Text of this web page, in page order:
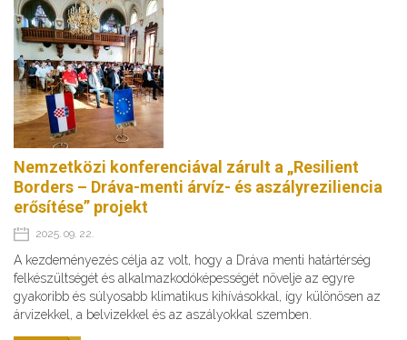
Nemzetközi konferenciával zárult a „Resilient
Borders – Dráva-menti árvíz- és aszályreziliencia
erősítése” projekt
2025. 09. 22.
A kezdeményezés célja az volt, hogy a Dráva menti határtérség
felkészültségét és alkalmazkodóképességét növelje az egyre
gyakoribb és súlyosabb klimatikus kihívásokkal, így különösen az
árvizekkel, a belvizekkel és az aszályokkal szemben.